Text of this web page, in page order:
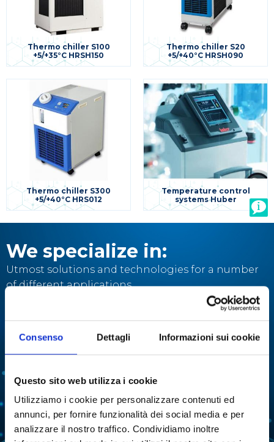
Consenso Dettagli Informazioni sui cookie
Questo sito web utilizza i cookie
Utilizziamo i cookie per personalizzare contenuti ed
annunci, per fornire funzionalità dei social media e per
analizzare il nostro traffico. Condividiamo inoltre
Thermo chiller S100
+5/+35°C HRSH150
Thermo chiller S20
+5/+40°C HRSH090
Thermo chiller S300
+5/+40°C HRS012
Temperature control
systems Huber
We specialize in:
Utmost solutions and technologies for a number
of different applications.
MULTI-PARAMETRIC
ANALYZERS
CELL CULTURES DISTILLATION
EXTRACTION EVAPORATION
FERMENTATION FREEZE-DRYING
LIQUID HANDLING WATER PURIFICATION